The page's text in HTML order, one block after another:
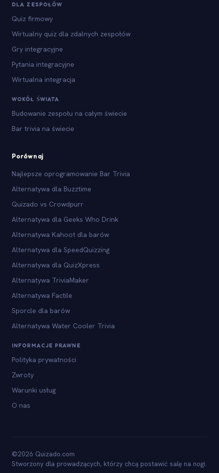
DLA ZESPOŁÓW
Quiz firmowy
Wirtualny quiz dla zdalnych zespołów
Gry integracyjne
Pytania integracyjne
Wirtualna integracja
WOKÓŁ ŚWIATA
Budowanie zespołu na całym świecie
Bar trivia na świecie
Porównaj
Najlepsze oprogramowanie Bar Trivia
Alternatywa dla Buzztime
Quizado vs Crowdpurr
Alternatywa dla Geeks Who Drink
Alternatywa Kahoot dla barów
Alternatywa dla SpeedQuizzing
Alternatywa dla QuizXpress
Alternatywa TriviaMaker
Alternatywa Factile
Sporcle dla barów
Alternatywa Water Cooler Trivia
INFORMACJE PRAWNE
Polityka prywatności
Zwroty
Warunki usług
O nas
©2026 Quizado.com
Stworzony dla prowadzących, którzy chcą postawić salę na nogi.